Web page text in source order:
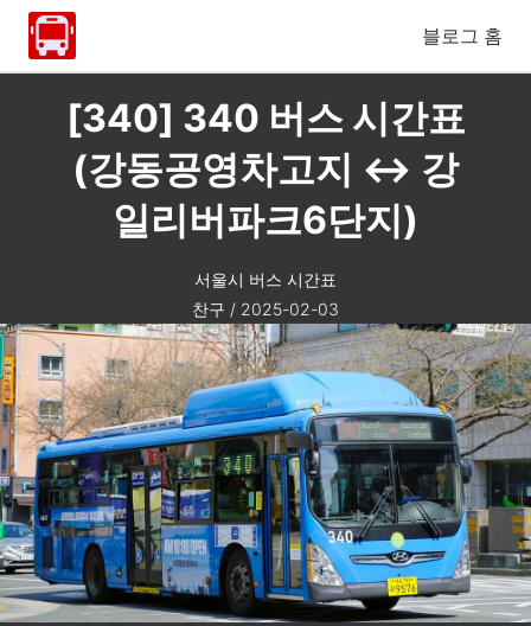
블로그 홈
[340] 340 버스 시간표
(강동공영차고지 ↔ 강
일리버파크6단지)
서울시 버스 시간표
찬구 / 2025-02-03